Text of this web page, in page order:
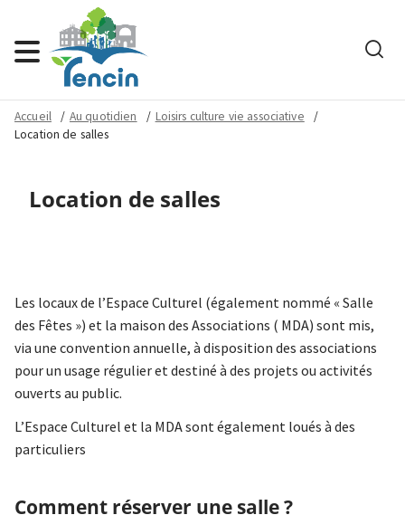
Menu
Accueil Au quotidien
Loisirs culture vie associative
Location de salles
Location de salles
Les locaux de l’Espace Culturel (également nommé « Salle
des Fêtes ») et la maison des Associations ( MDA) sont mis,
via une convention annuelle, à disposition des associations
pour un usage régulier et destiné à des projets ou activités
ouverts au public.
L’Espace Culturel et la MDA sont également loués à des
particuliers
Comment réserver une salle ?